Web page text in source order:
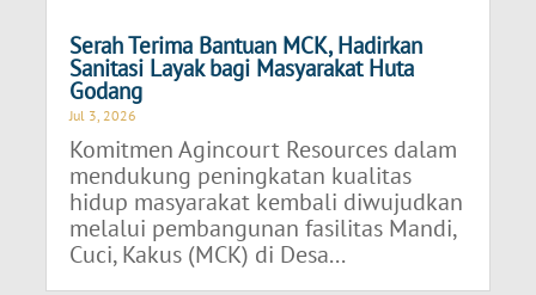
Serah Terima Bantuan MCK, Hadirkan
Sanitasi Layak bagi Masyarakat Huta
Godang
Jul 3, 2026
Komitmen Agincourt Resources dalam
mendukung peningkatan kualitas
hidup masyarakat kembali diwujudkan
melalui pembangunan fasilitas Mandi,
Cuci, Kakus (MCK) di Desa...